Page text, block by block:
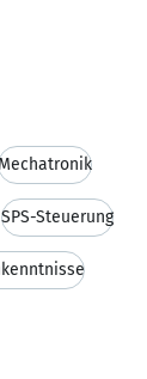
SPS-Steuerung